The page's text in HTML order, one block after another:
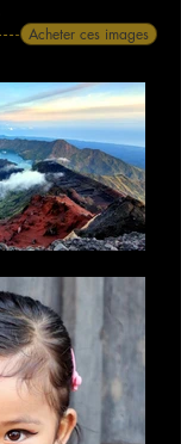
Acheter ces images